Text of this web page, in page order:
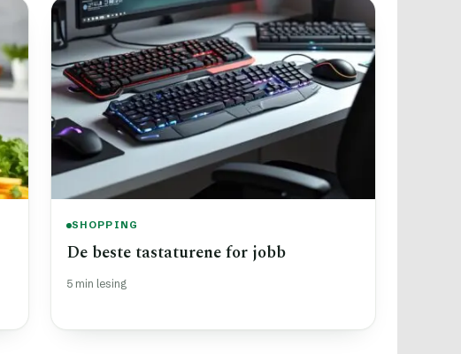
SHOPPING
De beste tastaturene for jobb
5 min lesing